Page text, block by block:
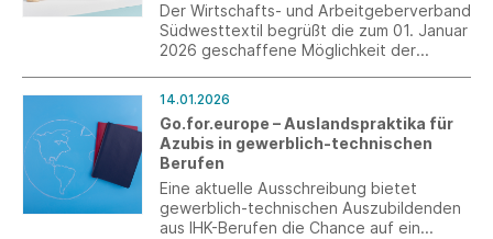
Der Wirtschafts- und Arbeitgeberverband
Südwesttextil begrüßt die zum 01. Januar
2026 geschaffene Möglichkeit der
für weitere Erleichterungen.
14.01.2026
Go.for.europe – Auslandspraktika für
Azubis in gewerblich-technischen
Berufen
Eine aktuelle Ausschreibung bietet
gewerblich-technischen Auszubildenden
aus IHK-Berufen die Chance auf ein